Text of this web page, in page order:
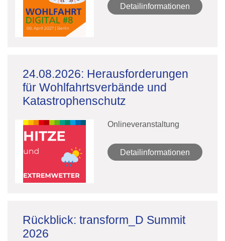
Detailinformationen
24.08.2026: Herausforderungen
für Wohlfahrtsverbände und
Katastrophenschutz
Onlineveranstaltung
Detailinformationen
Rückblick: transform_D Summit
2026